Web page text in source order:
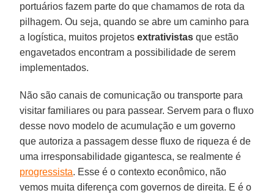
portuários fazem parte do que chamamos de rota da
pilhagem. Ou seja, quando se abre um caminho para
a logística, muitos projetosextrativistas que estão
engavetados encontram a possibilidade de serem
implementados.
Não são canais de comunicação ou transporte para
visitar familiares ou para passear. Servem para o fluxo
desse novo modelo de acumulação e um governo
que autoriza a passagem desse fluxo de riqueza é de
uma irresponsabilidade gigantesca, se realmente é
progressista. Esse é o contexto econômico, não
vemos muita diferença com governos de direita. E é o